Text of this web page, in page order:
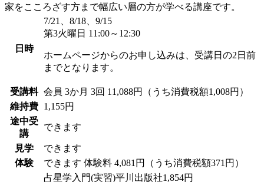
家をこころざす方まで幅広い層の方が学べる講座です。
日時
7/21、8/18、9/15
第3火曜日 11:00～12:30
ホームページからのお申し込みは、受講日の2日前
までとなります。
受講料 会員 3か月 3回 11,088円（うち消費税額1,008円）
維持費
1,155円
途中受
講
できます
見学
できます
体験
できます 体験料 4,081円（うち消費税額371円）
占星学入門(実習)平川出版社1,854円